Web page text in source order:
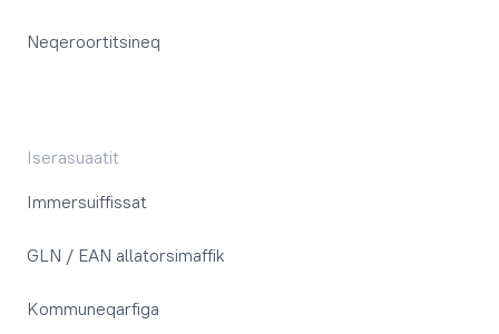
Neqeroortitsineq
Iserasuaatit
Immersuiffissat
GLN / EAN allatorsimaffik
Kommuneqarfiga